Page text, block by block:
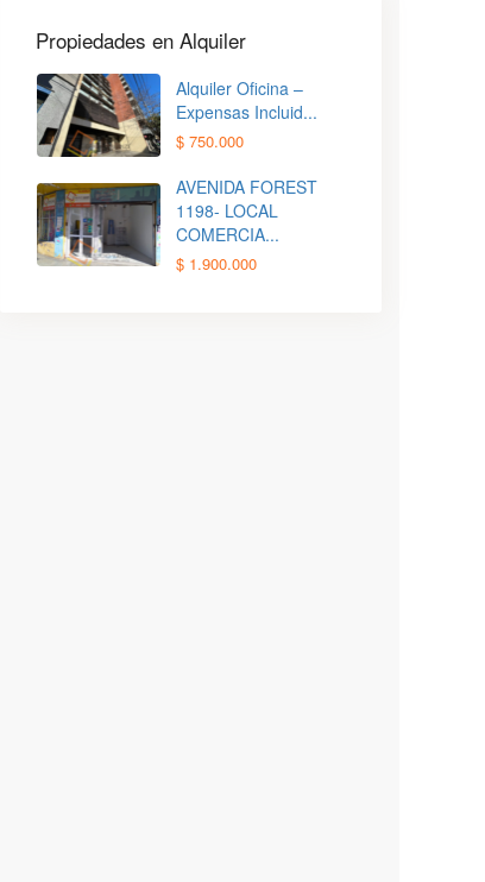
Propiedades en Alquiler
Alquiler Oficina –
Expensas Incluid...
$ 750.000
AVENIDA FOREST
1198- LOCAL
COMERCIA...
$ 1.900.000